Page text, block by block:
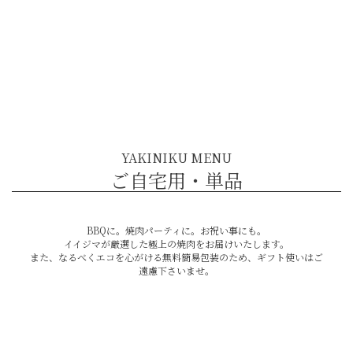
YAKINIKU MENU
ご自宅用・単品
BBQに。焼肉パーティに。お祝い事にも。
イイジマが厳選した極上の焼肉をお届けいたします。
また、なるべくエコを心がける無料簡易包装のため、ギフト使いはご
遠慮下さいませ。